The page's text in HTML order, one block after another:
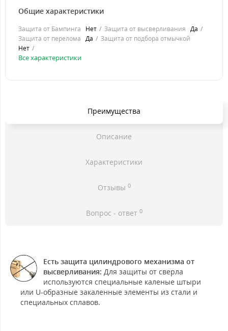
Общие характеристики
Защита от Бампинга Нет Защита от высверливания Да
Защита от перелома Да
Защита от подбора отмычкой
Нет
Все характеристики
Преимущества
Описание
Характеристики
Отзывы 0
Вопрос - ответ 0
Есть защита цилиндрового механизма от
высверливания: Для защиты от сверла
используются специальные каленые штыри
или U-образные закаленные элементы из стали и
специальных сплавов.